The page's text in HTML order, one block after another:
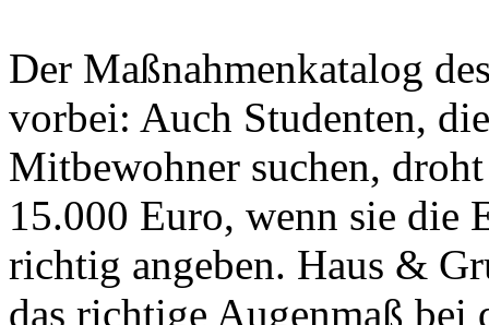
Der Maßnahmenkatalog
vorbei: Auch Studenten,
Mitbewohner suchen,
15.000 Euro, wenn sie die
richtig angeben. Haus &
das richtige Augenmaß bei